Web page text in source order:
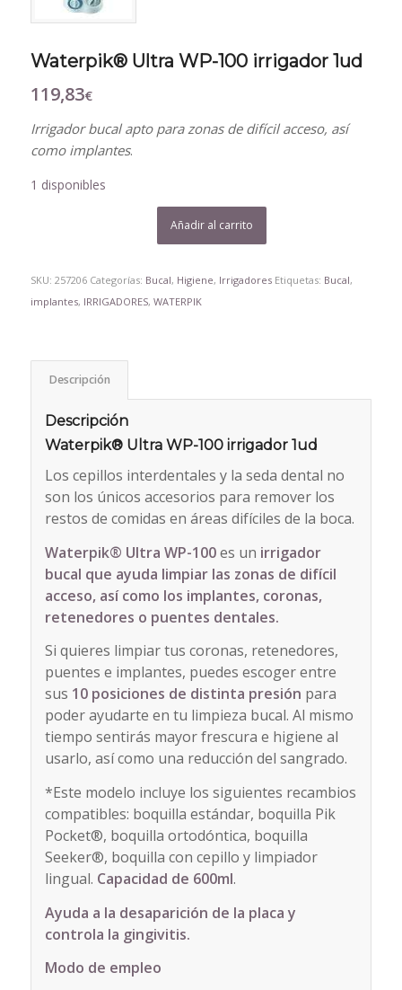
Waterpik® Ultra WP-100 irrigador 1ud
119,83€
Irrigador bucal apto para zonas de difícil acceso, así
como implantes.
1 disponibles
Añadir al carrito
SKU: 257206 Categorías: Bucal, Higiene, Irrigadores Etiquetas: Bucal,
implantes, IRRIGADORES, WATERPIK
Descripción
Descripción
Waterpik® Ultra WP-100 irrigador 1ud
Los cepillos interdentales y la seda dental no
son los únicos accesorios para remover los
restos de comidas en áreas difíciles de la boca.
Waterpik® Ultra WP-100es un irrigador
bucal que ayuda limpiar las zonas de difícil
acceso, así como los implantes, coronas,
retenedores o puentes dentales.
Si quieres limpiar tus coronas, retenedores,
puentes e implantes, puedes escoger entre
sus 10 posiciones de distinta presión para
poder ayudarte en tu limpieza bucal. Al mismo
tiempo sentirás mayor frescura e higiene al
usarlo, así como una reducción del sangrado.
*Este modelo incluye los siguientes recambios
compatibles: boquilla estándar, boquilla Pik
Pocket®, boquilla ortodóntica, boquilla
Seeker®, boquilla con cepillo y limpiador
lingual. Capacidad de 600ml.
Ayuda a la desaparición de la placa y
controla la gingivitis.
Modo de empleo